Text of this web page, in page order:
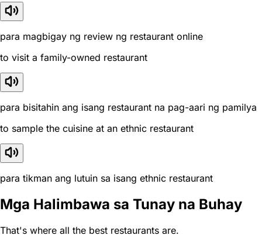
para magbigay ng review ng restaurant online
to visit a family-owned restaurant
para bisitahin ang isang restaurant na pag-aari ng pamilya
to sample the cuisine at an ethnic restaurant
para tikman ang lutuin sa isang ethnic restaurant
Mga Halimbawa sa Tunay na Buhay
That's where all the best restaurants are.